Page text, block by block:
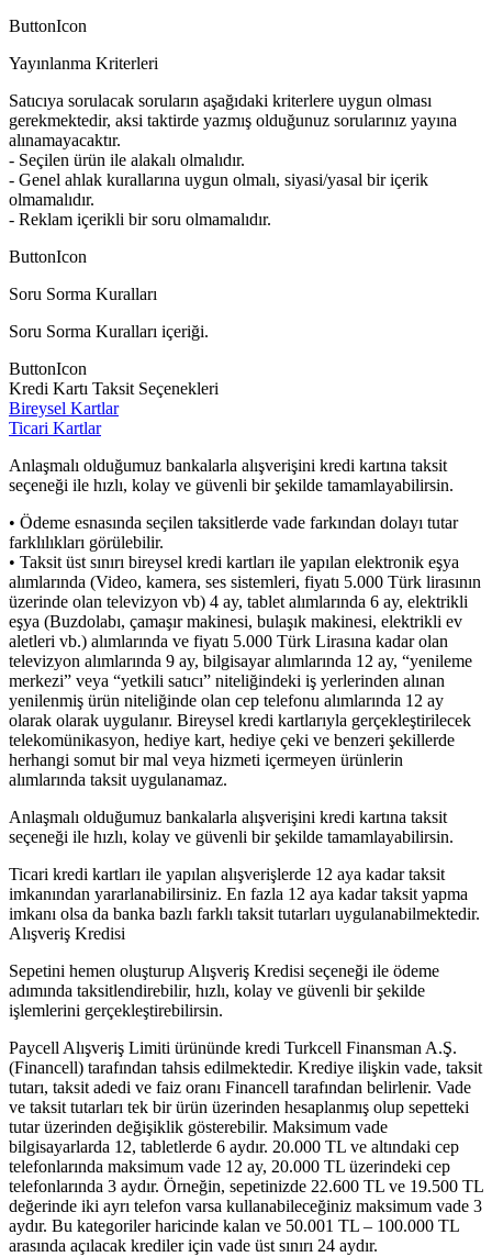
ButtonIcon
Yayınlanma Kriterleri
Satıcıya sorulacak soruların aşağıdaki kriterlere uygun olması
gerekmektedir, aksi taktirde yazmış olduğunuz sorularınız yayına
alınamayacaktır.
- Seçilen ürün ile alakalı olmalıdır.
- Genel ahlak kurallarına uygun olmalı, siyasi/yasal bir içerik
olmamalıdır.
- Reklam içerikli bir soru olmamalıdır.
ButtonIcon
Soru Sorma Kuralları
Soru Sorma Kuralları içeriği.
ButtonIcon
Kredi Kartı Taksit Seçenekleri
Bireysel Kartlar
Ticari Kartlar
Anlaşmalı olduğumuz bankalarla alışverişini kredi kartına taksit
seçeneği ile hızlı, kolay ve güvenli bir şekilde tamamlayabilirsin.
• Ödeme esnasında seçilen taksitlerde vade farkından dolayı tutar
farklılıkları görülebilir.
• Taksit üst sınırı bireysel kredi kartları ile yapılan elektronik eşya
alımlarında (Video, kamera, ses sistemleri, fiyatı 5.000 Türk lirasının
üzerinde olan televizyon vb) 4 ay, tablet alımlarında 6 ay, elektrikli
eşya (Buzdolabı, çamaşır makinesi, bulaşık makinesi, elektrikli ev
aletleri vb.) alımlarında ve fiyatı 5.000 Türk Lirasına kadar olan
televizyon alımlarında 9 ay, bilgisayar alımlarında 12 ay, “yenileme
merkezi” veya “yetkili satıcı” niteliğindeki iş yerlerinden alınan
yenilenmiş ürün niteliğinde olan cep telefonu alımlarında 12 ay
olarak olarak uygulanır. Bireysel kredi kartlarıyla gerçekleştirilecek
telekomünikasyon, hediye kart, hediye çeki ve benzeri şekillerde
herhangi somut bir mal veya hizmeti içermeyen ürünlerin
alımlarında taksit uygulanamaz.
Anlaşmalı olduğumuz bankalarla alışverişini kredi kartına taksit
seçeneği ile hızlı, kolay ve güvenli bir şekilde tamamlayabilirsin.
Ticari kredi kartları ile yapılan alışverişlerde 12 aya kadar taksit
imkanından yararlanabilirsiniz. En fazla 12 aya kadar taksit yapma
imkanı olsa da banka bazlı farklı taksit tutarları uygulanabilmektedir.
Alışveriş Kredisi
Sepetini hemen oluşturup Alışveriş Kredisi seçeneği ile ödeme
adımında taksitlendirebilir, hızlı, kolay ve güvenli bir şekilde
işlemlerini gerçekleştirebilirsin.
Paycell Alışveriş Limiti ürününde kredi Turkcell Finansman A.Ş.
(Financell) tarafından tahsis edilmektedir. Krediye ilişkin vade, taksit
tutarı, taksit adedi ve faiz oranı Financell tarafından belirlenir. Vade
ve taksit tutarları tek bir ürün üzerinden hesaplanmış olup sepetteki
tutar üzerinden değişiklik gösterebilir. Maksimum vade
bilgisayarlarda 12, tabletlerde 6 aydır. 20.000 TL ve altındaki cep
telefonlarında maksimum vade 12 ay, 20.000 TL üzerindeki cep
telefonlarında 3 aydır. Örneğin, sepetinizde 22.600 TL ve 19.500 TL
değerinde iki ayrı telefon varsa kullanabileceğiniz maksimum vade 3
aydır. Bu kategoriler haricinde kalan ve 50.001 TL – 100.000 TL
arasında açılacak krediler için vade üst sınırı 24 aydır.